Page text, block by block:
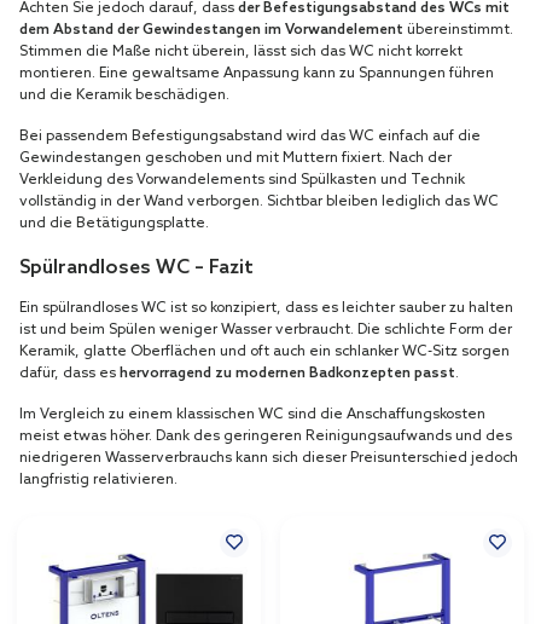
Achten Sie jedoch darauf, dass der Befestigungsabstand des WCs mit
dem Abstand der Gewindestangen im Vorwandelement übereinstimmt.
Stimmen die Maße nicht überein, lässt sich das WC nicht korrekt
montieren. Eine gewaltsame Anpassung kann zu Spannungen führen
und die Keramik beschädigen.
Bei passendem Befestigungsabstand wird das WC einfach auf die
Gewindestangen geschoben und mit Muttern fixiert. Nach der
Verkleidung des Vorwandelements sind Spülkasten und Technik
vollständig in der Wand verborgen. Sichtbar bleiben lediglich das WC
und die Betätigungsplatte.
Spülrandloses WC – Fazit
Ein spülrandloses WC ist so konzipiert, dass es leichter sauber zu halten
ist und beim Spülen weniger Wasser verbraucht. Die schlichte Form der
Keramik, glatte Oberflächen und oft auch ein schlanker WC-Sitz sorgen
dafür, dass es hervorragend zu modernen Badkonzepten passt.
Im Vergleich zu einem klassischen WC sind die Anschaffungskosten
meist etwas höher. Dank des geringeren Reinigungsaufwands und des
niedrigeren Wasserverbrauchs kann sich dieser Preisunterschied jedoch
langfristig relativieren.